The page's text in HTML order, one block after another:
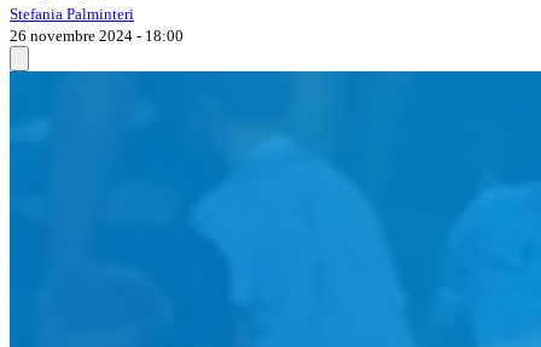
Stefania Palminteri
26 novembre 2024 - 18:00